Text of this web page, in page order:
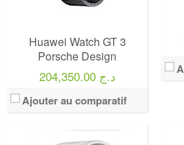
Huawei Watch GT 3
Porsche Design
204,350.00 د.ج
Ajouter au comparatif